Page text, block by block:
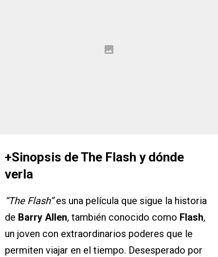
+Sinopsis de The Flash y dónde
verla
“The Flash”es una película que sigue la historia
de Barry Allen, también conocido como Flash,
un joven con extraordinarios poderes que le
permiten viajar en el tiempo. Desesperado por